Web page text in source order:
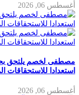
أغسطس 06, 2026
مصطفى لخصم يلتحق
استعدادا للاستحقاقات
أغسطس 06, 2026